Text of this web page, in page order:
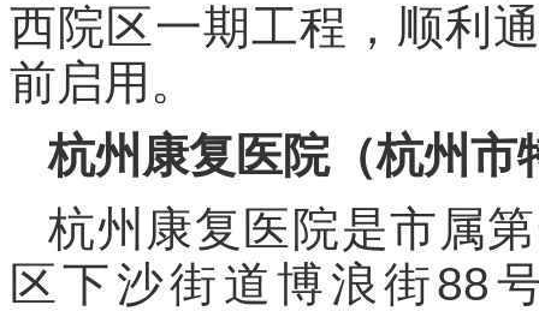
西院区一期工程，顺利
前启用。
杭州康复医院（杭州市
杭州康复医院是市属
区下沙街道博浪街88